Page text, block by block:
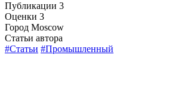
Публикации 3
Оценки 3
Город Moscow
Статьи автора
#Статьи #Промышленный